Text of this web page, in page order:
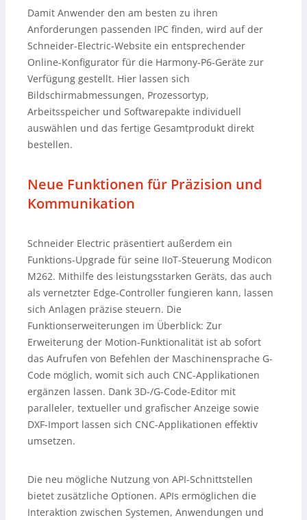
Damit Anwender den am besten zu ihren
Anforderungen passenden IPC finden, wird auf der
Schneider-Electric-Website ein entsprechender
Online-Konfigurator für die Harmony-P6-Geräte zur
Verfügung gestellt. Hier lassen sich
Bildschirmabmessungen, Prozessortyp,
Arbeitsspeicher und Softwarepakte individuell
auswählen und das fertige Gesamtprodukt direkt
bestellen.
Neue Funktionen für Präzision und
Kommunikation
Schneider Electric präsentiert außerdem ein
Funktions-Upgrade für seine IIoT-Steuerung Modicon
M262. Mithilfe des leistungsstarken Geräts, das auch
als vernetzter Edge-Controller fungieren kann, lassen
sich Anlagen präzise steuern. Die
Funktionserweiterungen im Überblick: Zur
Erweiterung der Motion-Funktionalität ist ab sofort
das Aufrufen von Befehlen der Maschinensprache G-
Code möglich, womit sich auch CNC-Applikationen
ergänzen lassen. Dank 3D-/G-Code-Editor mit
paralleler, textueller und grafischer Anzeige sowie
DXF-Import lassen sich CNC-Applikationen effektiv
umsetzen.
Die neu mögliche Nutzung von API-Schnittstellen
bietet zusätzliche Optionen. APIs ermöglichen die
Interaktion zwischen Systemen, Anwendungen und